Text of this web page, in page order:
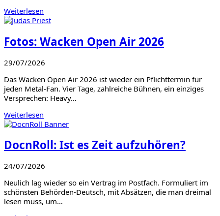
Weiterlesen
Fotos: Wacken Open Air 2026
29/07/2026
Das Wacken Open Air 2026 ist wieder ein Pflichttermin für
jeden Metal-Fan. Vier Tage, zahlreiche Bühnen, ein einziges
Versprechen: Heavy…
Weiterlesen
DocnRoll: Ist es Zeit aufzuhören?
24/07/2026
Neulich lag wieder so ein Vertrag im Postfach. Formuliert im
schönsten Behörden-Deutsch, mit Absätzen, die man dreimal
lesen muss, um…